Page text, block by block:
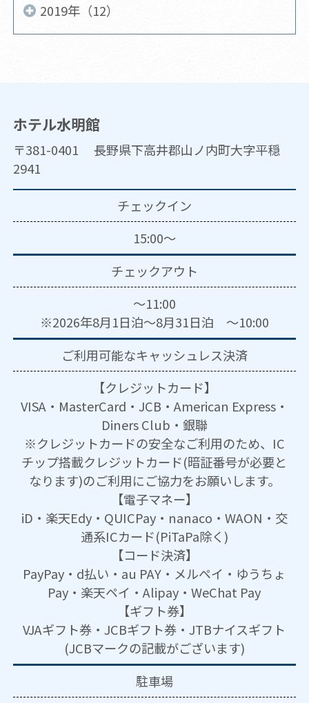
2019年（12）
ホテル水明館
〒381-0401 長野県下高井郡山ノ内町大字平穏
2941
チェックイン
15:00～
チェックアウト
～11:00
※2026年8月1日泊～8月31日泊 ～10:00
ご利用可能なキャッシュレス決済
【クレジットカード】
VISA・MasterCard・JCB・American Express・
Diners Club・銀聯
※クレジットカードの安全なご利用のため、IC
チップ搭載クレジットカード(暗証番号が必要と
なります)のご利用にご協力をお願いします。
【電子マネー】
iD・楽天Edy・QUICPay・nanaco・WAON・交
通系ICカード(PiTaPa除く)
【コード決済】
PayPay・d払い・au PAY・メルペイ・ゆうちょ
Pay・楽天ペイ・Alipay・WeChat Pay
【ギフト券】
VJAギフト券・JCBギフト券・JTBナイスギフト
(JCBマークの記載がございます)
駐車場